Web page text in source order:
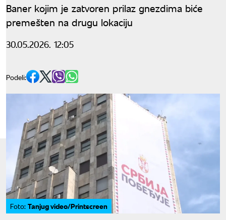
Baner kojim je zatvoren prilaz gnezdima biće
premešten na drugu lokaciju
30.05.2026. 12:05
Podeli:
Foto: Tanjug video/Printscreen